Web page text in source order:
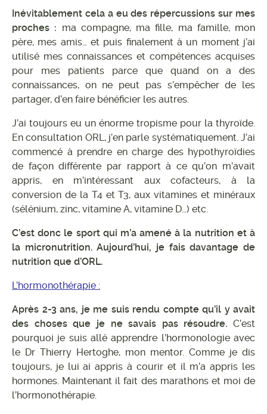
Inévitablement cela a eu des répercussions sur mes
proches : ma compagne, ma fille, ma famille, mon
père, mes amis… et puis finalement à un moment j’ai
utilisé mes connaissances et compétences acquises
pour mes patients parce que quand on a des
connaissances, on ne peut pas s’empêcher de les
partager, d’en faire bénéficier les autres.
J’ai toujours eu un énorme tropisme pour la thyroïde.
En consultation ORL, j’en parle systématiquement. J’ai
commencé à prendre en charge des hypothyroïdies
de façon différente par rapport à ce qu’on m’avait
appris, en m’intéressant aux cofacteurs, à la
conversion de la T4 et T3, aux vitamines et minéraux
(sélénium, zinc, vitamine A, vitamine D…) etc.
C’est donc le sport qui m’a amené à la nutrition et à
la micronutrition. Aujourd’hui, je fais davantage de
nutrition que d’ORL.
L’hormonothérapie :
Après 2-3 ans, je me suis rendu compte qu’il y avait
des choses que je ne savais pas résoudre. C’est
pourquoi je suis allé apprendre l’hormonologie avec
le Dr Thierry Hertoghe, mon mentor. Comme je dis
toujours, je lui ai appris à courir et il m’a appris les
hormones. Maintenant il fait des marathons et moi de
l’hormonothérapie.